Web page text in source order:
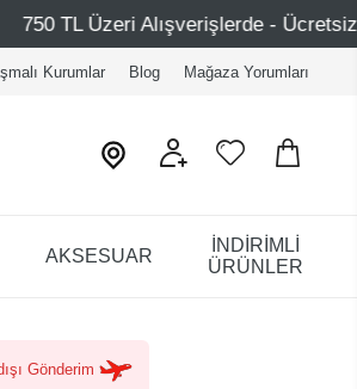
- Ücretsiz Kargo
Kurumlar Blog Mağaza Yorumları
AKSESUAR
İNDİRİMLİ
ÜRÜNLER
Gönderim